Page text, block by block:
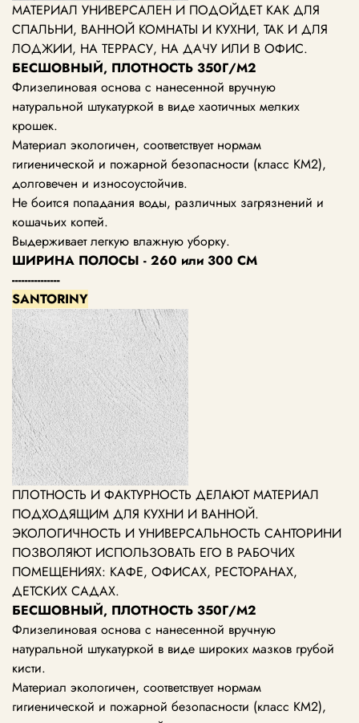
МАТЕРИАЛ УНИВЕРСАЛЕН И ПОДОЙДЕТ КАК ДЛЯ
СПАЛЬНИ, ВАННОЙ КОМНАТЫ И КУХНИ, ТАК И ДЛЯ
ЛОДЖИИ, НА ТЕРРАСУ, НА ДАЧУ ИЛИ В ОФИС.
БЕСШОВНЫЙ, ПЛОТНОСТЬ 350Г/М2
Флизелиновая основа с нанесенной вручную
натуральной штукатуркой в виде хаотичных мелких
крошек.
Материал экологичен, соответствует нормам
гигиенической и пожарной безопасности (класс KM2),
долговечен и износоустойчив.
Не боится попадания воды, различных загрязнений и
кошачьих когтей.
Выдерживает легкую влажную уборку.
ШИРИНА ПОЛОСЫ - 260 или 300 СМ
---------------
SANTORINY
ПЛОТНОСТЬ И ФАКТУРНОСТЬ ДЕЛАЮТ МАТЕРИАЛ
ПОДХОДЯЩИМ ДЛЯ КУХНИ И ВАННОЙ.
ЭКОЛОГИЧНОСТЬ И УНИВЕРСАЛЬНОСТЬ САНТОРИНИ
ПОЗВОЛЯЮТ ИСПОЛЬЗОВАТЬ ЕГО В РАБОЧИХ
ПОМЕЩЕНИЯХ: КАФЕ, ОФИСАХ, РЕСТОРАНАХ,
ДЕТСКИХ САДАХ.
БЕСШОВНЫЙ, ПЛОТНОСТЬ 350Г/М2
Флизелиновая основа с нанесенной вручную
натуральной штукатуркой в виде широких мазков грубой
кисти.
Материал экологичен, соответствует нормам
гигиенической и пожарной безопасности (класс КМ2),